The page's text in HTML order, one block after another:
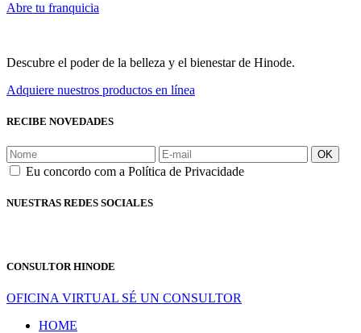
Abre tu franquicia
Descubre el poder de la belleza y el bienestar de Hinode.
Adquiere nuestros productos en línea
RECIBE NOVEDADES
OK
Eu concordo com a Política de Privacidade
NUESTRAS REDES SOCIALES
CONSULTOR HINODE
OFICINA VIRTUAL SÉ UN CONSULTOR
HOME